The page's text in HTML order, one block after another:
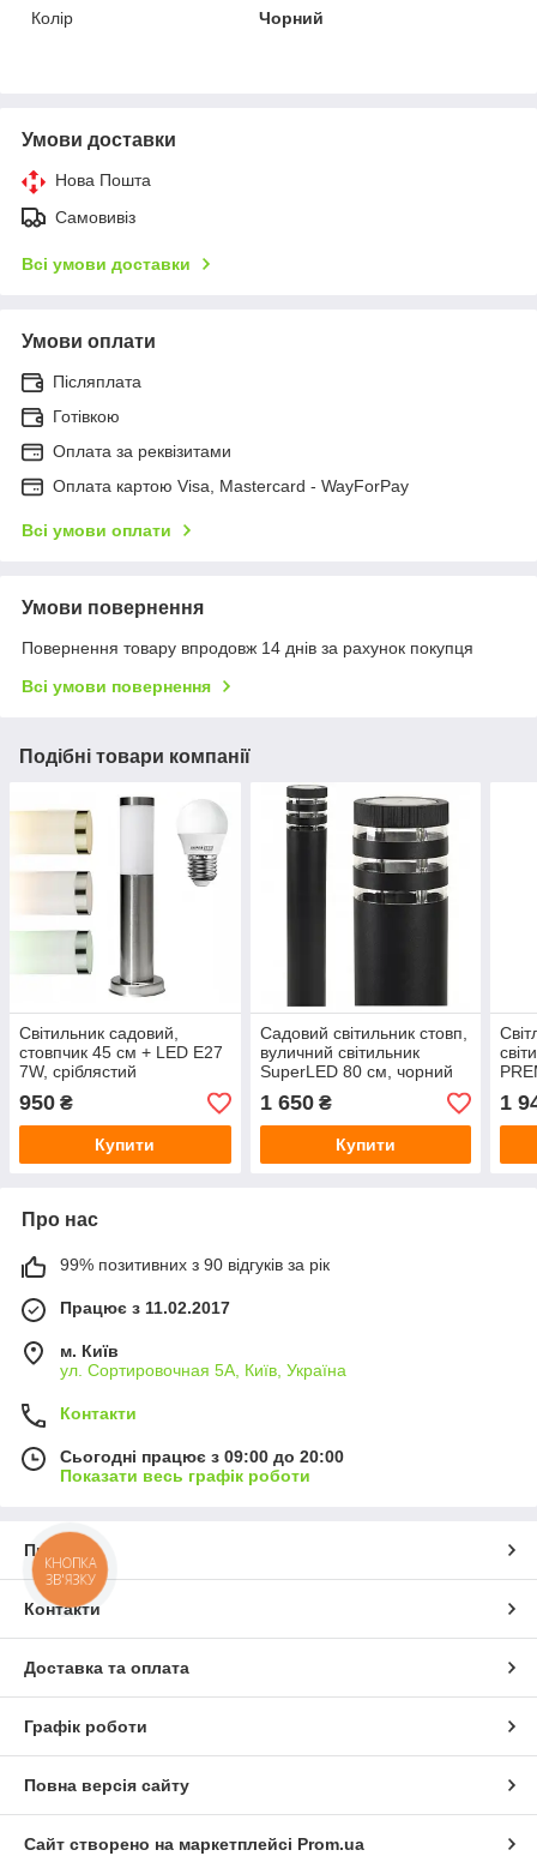
Колір
Чорний
Умови доставки
Нова Пошта
Самовивіз
Всі умови доставки
Умови оплати
Післяплата
Готівкою
Оплата за реквізитами
Оплата картою Visa, Mastercard - WayForPay
Всі умови оплати
Умови повернення
Повернення товару впродовж 14 днів за рахунок покупця
Всі умови повернення
Подібні товари компанії
Світильник садовий,
стовпчик 45 см + LED E27
7W, сріблястий
950 ₴
Купити
Садовий світильник стовп,
вуличний світильник
SuperLED 80 см, чорний
1 650₴
Купити
1
Про нас
99% позитивних з 90 відгуків за рік
Працює з 11.02.2017
м. Київ
ул. Сортировочная 5А, Київ, Україна
Контакти
Сьогодні працює з 09:00 до 20:00
Показати весь графік роботи
Про нас
Контакти
Доставка та оплата
Графік роботи
Повна версія сайту
Сайт створено на маркетплейсі Prom.ua
КНОПКА
ЗВ'ЯЗКУ